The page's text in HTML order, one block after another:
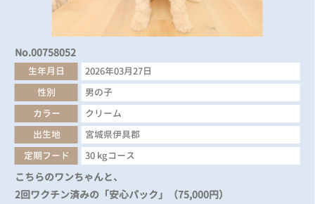
No.00758052
生年月日
2026年03月27日
性別
男の子
カラー
クリーム
出生地
宮城県伊具郡
定期フード
30 kgコース
こちらのワンちゃんと、
2回ワクチン済みの「安心パック」（75,000円）